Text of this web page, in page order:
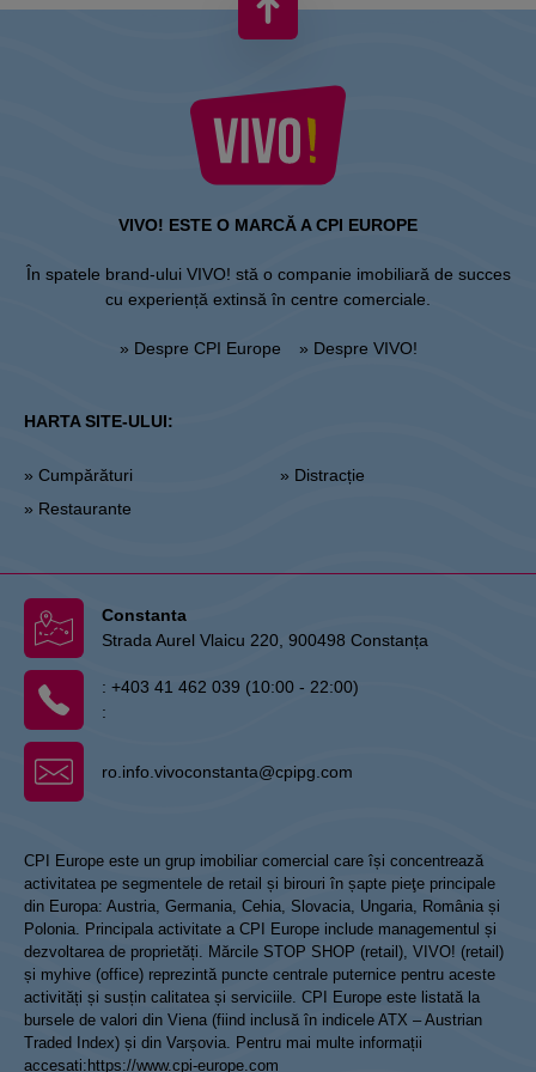
VIVO! ESTE O MARCĂ A CPI EUROPE
În spatele brand-ului VIVO! stă o companie imobiliară de succes
cu experiență extinsă în centre comerciale.
» Despre CPI Europe » Despre VIVO!
HARTA SITE-ULUI:
» Cumpărături
» Restaurante
» Distracție
Constanta
Strada Aurel Vlaicu 220, 900498 Constanța
: +403 41 462 039 (10:00 - 22:00)
:
ro.info.vivoconstanta@cpipg.com
CPI Europe este un grup imobiliar comercial care își concentrează
activitatea pe segmentele de retail și birouri în șapte pieţe principale
din Europa: Austria, Germania, Cehia, Slovacia, Ungaria, România și
Polonia. Principala activitate a CPI Europe include managementul și
dezvoltarea de proprietăți. Mărcile STOP SHOP (retail), VIVO! (retail)
și myhive (office) reprezintă puncte centrale puternice pentru aceste
activități și susțin calitatea și serviciile. CPI Europe este listată la
bursele de valori din Viena (fiind inclusă în indicele ATX – Austrian
Traded Index) și din Varșovia. Pentru mai multe informații
accesați: https://www.cpi-europe.com